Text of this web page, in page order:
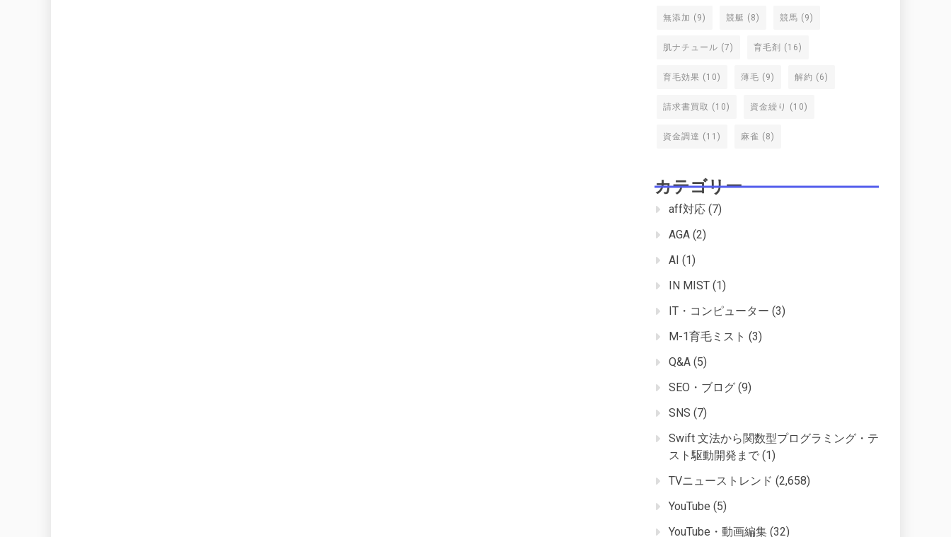
無添加 (9) 競艇 (8) 競馬 (9)
肌ナチュール (7) 育毛剤 (16)
育毛効果 (10) 薄毛 (9) 解約 (6)
請求書買取 (10) 資金繰り (10)
資金調達 (11) 麻雀 (8)
カテゴリー
aff対応 (7)
AGA (2)
AI (1)
IN MIST (1)
IT・コンピューター (3)
M-1育毛ミスト (3)
Q&A (5)
SEO・ブログ (9)
SNS (7)
Swift 文法から関数型プログラミング・テ
スト駆動開発まで (1)
TVニューストレンド (2,658)
YouTube (5)
YouTube・動画編集 (32)